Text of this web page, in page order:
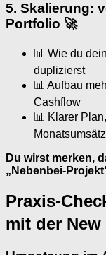
5. Skalierung:
Portfolio 🚀
📊 Wie du
duplizierst
📊 Aufbau
Cashflow
📊 Klarer
Du wirst merken,
„Nebenbei-
Praxis-
mit der